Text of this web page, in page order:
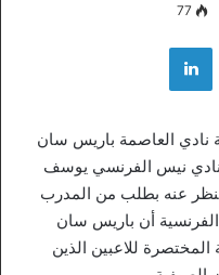
77
لينكدإن
نادي العاصمة باريس سان
نيس الفرنسي يوسف
عنه بطلب من المدرب
أن باريس سان
للاعبين الذين